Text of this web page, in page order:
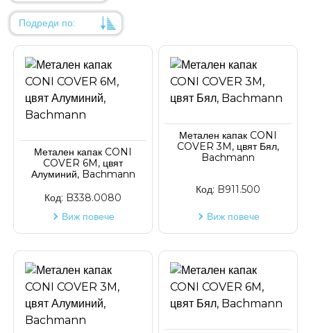
Подреди по:
Име
Име
Код на артикул
Метален капак CONI
COVER 6M, цвят
Алуминий, Bachmann
Код: B338.0080
Виж повече
Метален капак CONI
COVER 3M, цвят Бял,
Bachmann
Код: B911.500
Виж повече